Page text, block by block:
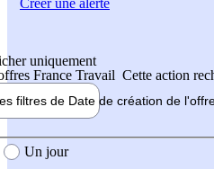
uniquement
France Travail Cette action
filtres de Date de création de
création de l'offre
Un jour
Créer une alerte